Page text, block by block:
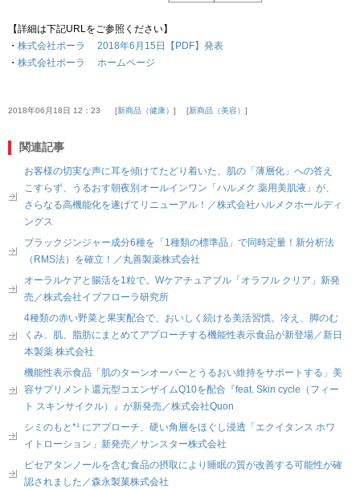
【詳細は下記URLをご参照ください】
・ 株式会社ポーラ 2018年6月15日【PDF】発表
・ 株式会社ポーラ ホームページ
2018年06月18日 12：23 新商品（健康） 新商品（美容）
関連記事
お客様の切実な声に耳を傾けてたどり着いた、肌の「薄層化」への答え
こすらず、うるおす朝夜別オールインワン「ハルメク 薬用美肌液」が、
さらなる高機能化を遂げてリニューアル！／株式会社ハルメクホールディ
ングス
ブラックジンジャー成分6種を「1種類の標準品」で同時定量！新分析法
（RMS法）を確立！／丸善製薬株式会社
オーラルケアと腸活を1粒で。Wケアチュアブル「オラフル クリア」新発
売／株式会社イブフローラ研究所
4種類の赤い野菜と果実配合で、おいしく続ける美活習慣。冷え、脚のむ
くみ、肌、脂肪にまとめてアプローチする機能性表示食品が新登場／新日
本製薬 株式会社
機能性表示食品「肌のターンオーバーとうるおい維持をサポートする」美
容サプリメント還元型コエンザイムQ10を配合『feat. Skin cycle（フィー
ト スキンサイクル）』が新発売／株式会社Quon
シミのもと*¹ にアプローチ、硬い角層をほぐし浸透「エクイタンス ホワ
イトローション」新発売／サンスター株式会社
ピセアタンノールを含む食品の摂取により睡眠の質が改善する可能性が確
認されました／森永製菓株式会社